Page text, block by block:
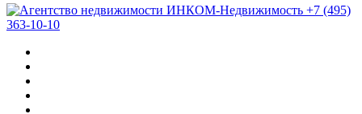
+7 (495)
363-10-10